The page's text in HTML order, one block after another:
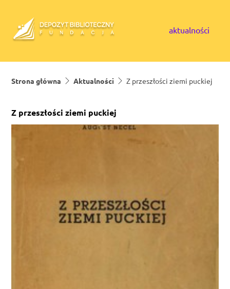
aktualności
Strona główna Aktualności Z przeszłości ziemi puckiej
Z przeszłości ziemi puckiej